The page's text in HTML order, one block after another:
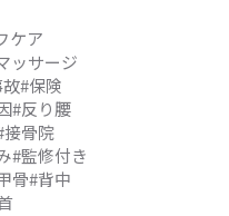
ケア
ッサージ
#保険
#反り腰
接骨院
#監修付き
骨#背中